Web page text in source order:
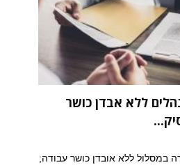
ללא אבדן כושר
במסלול ללא אובדן כושר עבודה;